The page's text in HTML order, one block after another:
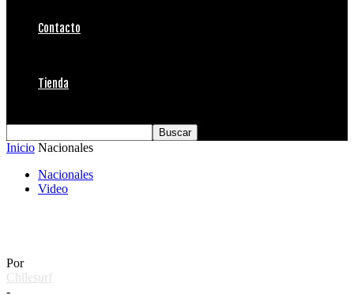
Contacto
Tienda
Inicio Nacionales
Nacionales
Video
Por
Chilesurf
-